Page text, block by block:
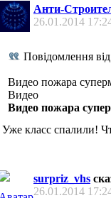
Анти-
26.01.2014
Повідомлення від
Видео пожара
Видео
Видео пожара
Уже класс спалили!
surpriz_vhs
26.01.2014